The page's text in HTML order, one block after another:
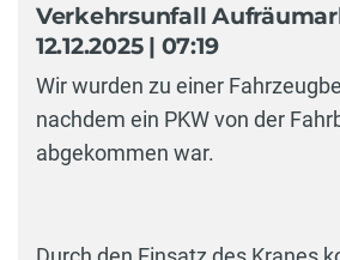
Verkehrsunfall
12.12.2025 | 07:19
Wir wurden zu einer
nachdem ein PKW von der
abgekommen war.